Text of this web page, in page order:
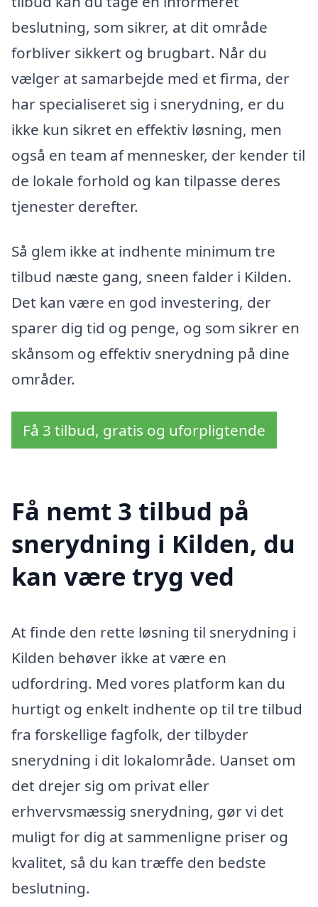
beslutning, som sikrer, at dit område
forbliver sikkert og brugbart. Når du
vælger at samarbejde med et firma, der
har specialiseret sig i snerydning, er du
ikke kun sikret en effektiv løsning, men
også en team af mennesker, der kender til
de lokale forhold og kan tilpasse deres
tjenester derefter.
Så glem ikke at indhente minimum tre
tilbud næste gang, sneen falder i Kilden.
Det kan være en god investering, der
sparer dig tid og penge, og som sikrer en
skånsom og effektiv snerydning på dine
områder.
Få 3 tilbud, gratis og uforpligtende
Få nemt 3 tilbud på
snerydning i Kilden, du
kan være tryg ved
At finde den rette løsning til snerydning i
Kilden behøver ikke at være en
udfordring. Med vores platform kan du
hurtigt og enkelt indhente op til tre tilbud
fra forskellige fagfolk, der tilbyder
snerydning i dit lokalområde. Uanset om
det drejer sig om privat eller
erhvervsmæssig snerydning, gør vi det
muligt for dig at sammenligne priser og
kvalitet, så du kan træffe den bedste
beslutning.